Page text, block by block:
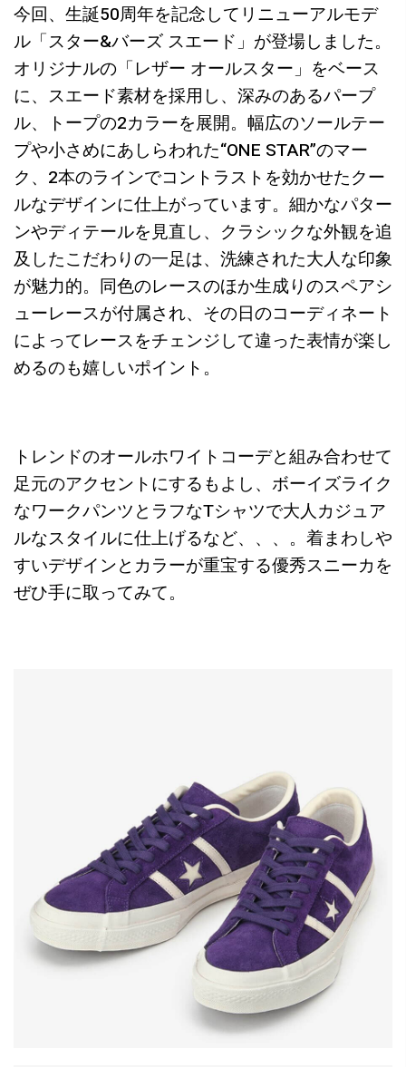
今回、生誕50周年を記念してリニューアルモデ
ル「スター&バーズ スエード」が登場しました。
オリジナルの「レザー オールスター」をベース
に、スエード素材を採用し、深みのあるパープ
ル、トープの2カラーを展開。幅広のソールテー
プや小さめにあしらわれた“ONE STAR”のマー
ク、2本のラインでコントラストを効かせたクー
ルなデザインに仕上がっています。細かなパター
ンやディテールを見直し、クラシックな外観を追
及したこだわりの一足は、洗練された大人な印象
が魅力的。同色のレースのほか生成りのスペアシ
ューレースが付属され、その日のコーディネート
によってレースをチェンジして違った表情が楽し
めるのも嬉しいポイント。
トレンドのオールホワイトコーデと組み合わせて
足元のアクセントにするもよし、ボーイズライク
なワークパンツとラフなTシャツで大人カジュア
ルなスタイルに仕上げるなど、、、。着まわしや
すいデザインとカラーが重宝する優秀スニーカを
ぜひ手に取ってみて。